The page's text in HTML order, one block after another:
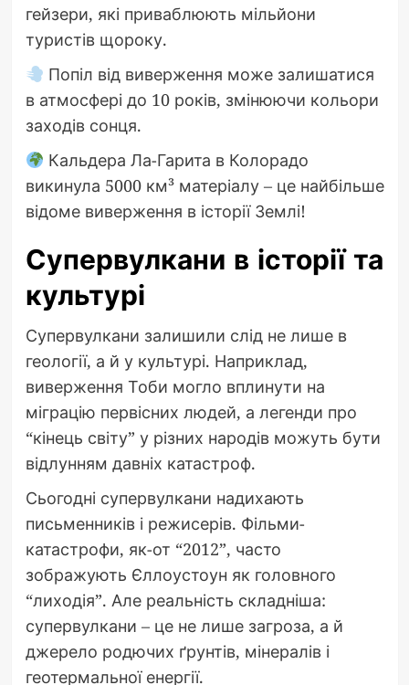
гейзери, які приваблюють мільйони
туристів щороку.
Попіл від виверження може залишатися
в атмосфері до 10 років, змінюючи кольори
заходів сонця.
Кальдера Ла-Гарита в Колорадо
викинула 5000 км³ матеріалу – це найбільше
відоме виверження в історії Землі!
Супервулкани в історії та
культурі
Супервулкани залишили слід не лише в
геології, а й у культурі. Наприклад,
виверження Тоби могло вплинути на
міграцію первісних людей, а легенди про
“кінець світу” у різних народів можуть бути
відлунням давніх катастроф.
Сьогодні супервулкани надихають
письменників і режисерів. Фільми-
катастрофи, як-от “2012”, часто
зображують Єллоустоун як головного
“лиходія”. Але реальність складніша:
супервулкани – це не лише загроза, а й
джерело родючих ґрунтів, мінералів і
геотермальної енергії.